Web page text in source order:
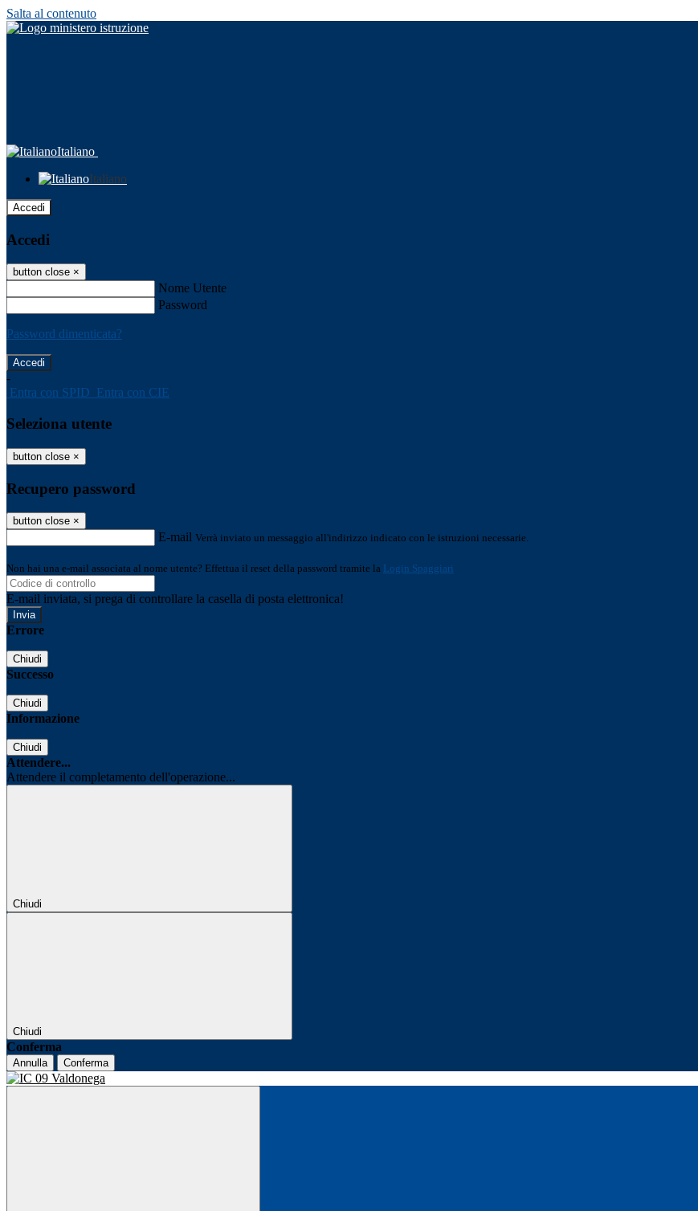
Salta al contenuto
Italiano
Italiano
Accedi
Accedi
button close ×
Nome Utente
Password
Password dimenticata?
-
Entra con SPID Entra con CIE
Seleziona utente
button close ×
Recupero password
button close ×
E-mail Verrà inviato un messaggio all'indirizzo indicato con le istruzioni necessarie.
Non hai una e-mail associata al nome utente? Effettua il reset della password tramite la Login Spaggiari
E-mail inviata, si prega di controllare la casella di posta elettronica!
Errore
Chiudi
Successo
Chiudi
Informazione
Chiudi
Attendere...
Attendere il completamento dell'operazione...
Chiudi
Chiudi
Conferma
Annulla Conferma